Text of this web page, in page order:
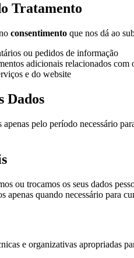
Tratamento
consentimento que nos dá ao
ou pedidos de informação
adicionais relacionados com
e do website
Dados
apenas pelo período necessário
ou trocamos os seus dados
apenas quando necessário para
e organizativas apropriadas